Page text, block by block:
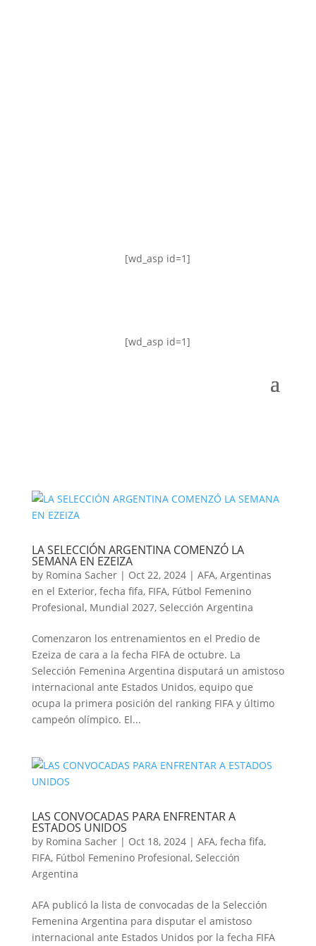
[wd_asp id=1]
[wd_asp id=1]
LA SELECCIÓN ARGENTINA COMENZÓ LA
SEMANA EN EZEIZA
by Romina Sacher| Oct 22, 2024| AFA, Argentinas
en el Exterior, fecha fifa, FIFA, Fútbol Femenino
Profesional, Mundial 2027, Selección Argentina
Comenzaron los entrenamientos en el Predio de
Ezeiza de cara a la fecha FIFA de octubre. La
Selección Femenina Argentina disputará un amistoso
internacional ante Estados Unidos, equipo que
ocupa la primera posición del ranking FIFA y último
campeón olímpico. El...
LAS CONVOCADAS PARA ENFRENTAR A
ESTADOS UNIDOS
by Romina Sacher| Oct 18, 2024| AFA, fecha fifa,
FIFA, Fútbol Femenino Profesional, Selección
Argentina
AFA publicó la lista de convocadas de la Selección
Femenina Argentina para disputar el amistoso
internacional ante Estados Unidos por la fecha FIFA